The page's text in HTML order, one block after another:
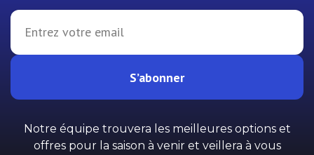
S’abonner
Notre équipe trouvera les meilleures options et
offres pour la saison à venir et veillera à vous